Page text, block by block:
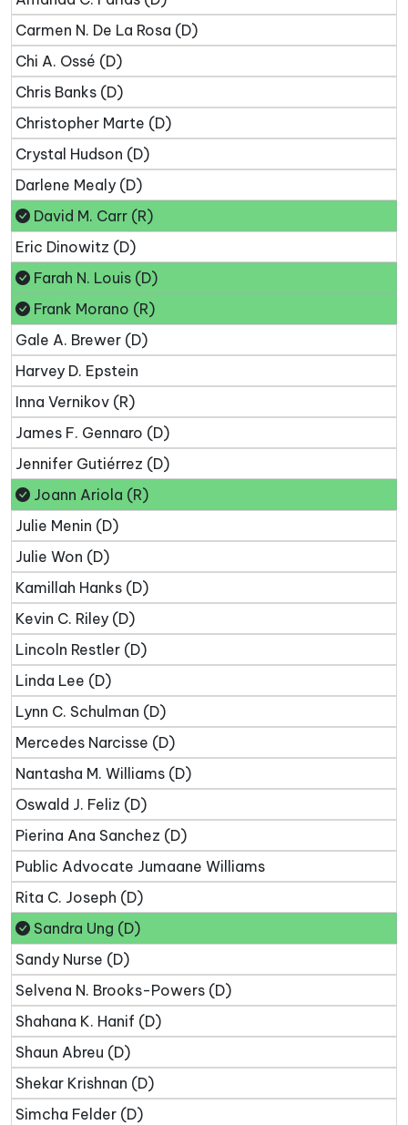
Carmen N. De La Rosa (D)
Chi A. Ossé (D)
Chris Banks (D)
Christopher Marte (D)
Crystal Hudson (D)
Darlene Mealy (D)
David M. Carr (R)
Eric Dinowitz (D)
Farah N. Louis (D)
Frank Morano (R)
Gale A. Brewer (D)
Harvey D. Epstein
Inna Vernikov (R)
James F. Gennaro (D)
Jennifer Gutiérrez (D)
Joann Ariola (R)
Julie Menin (D)
Julie Won (D)
Kamillah Hanks (D)
Kevin C. Riley (D)
Lincoln Restler (D)
Linda Lee (D)
Lynn C. Schulman (D)
Mercedes Narcisse (D)
Nantasha M. Williams (D)
Oswald J. Feliz (D)
Pierina Ana Sanchez (D)
Public Advocate Jumaane Williams
Rita C. Joseph (D)
Sandra Ung (D)
Sandy Nurse (D)
Selvena N. Brooks-Powers (D)
Shahana K. Hanif (D)
Shaun Abreu (D)
Shekar Krishnan (D)
Simcha Felder (D)